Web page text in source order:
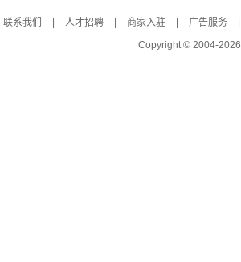
联系我们 人才招聘 商家入驻 广告服务
Copyright © 2004-2026